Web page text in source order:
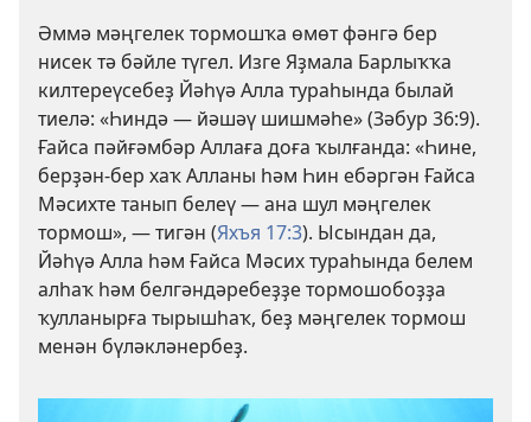
Әммә мәңгелек тормошҡа өмөт фәнгә бер
нисек тә бәйле түгел. Изге Яҙмала Барлыҡҡа
килтереүсебеҙ Йәһүә Алла тураһында былай
тиелә: «Һиндә — йәшәү шишмәһе» (Зәбур 36:9).
Ғайса пәйғәмбәр Аллаға доға ҡылғанда: «Һине,
берҙән-бер хаҡ Алланы һәм Һин ебәргән Ғайса
Мәсихте танып белеү — ана шул мәңгелек
тормош», — тигән (Яхъя 17:3). Ысындан да,
Йәһүә Алла һәм Ғайса Мәсих тураһында белем
алһаҡ һәм белгәндәребеҙҙе тормошобоҙҙа
ҡулланырға тырышһаҡ, беҙ мәңгелек тормош
менән бүләкләнербеҙ.